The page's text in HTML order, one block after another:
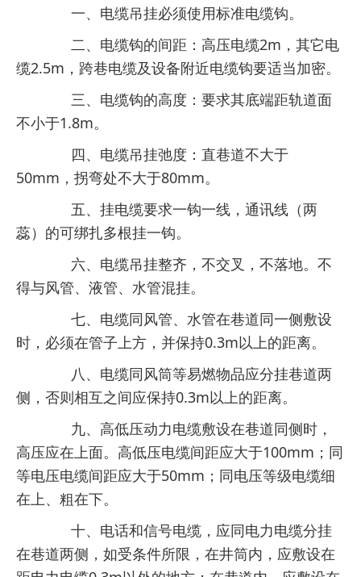
一、电缆吊挂必须使用标准电缆钩。
二、电缆钩的间距：高压电缆2m，其它电
缆2.5m，跨巷电缆及设备附近电缆钩要适当加密。
三、电缆钩的高度：要求其底端距轨道面
不小于1.8m。
四、电缆吊挂弛度：直巷道不大于
50mm，拐弯处不大于80mm。
五、挂电缆要求一钩一线，通讯线（两
蕊）的可绑扎多根挂一钩。
六、电缆吊挂整齐，不交叉，不落地。不
得与风管、液管、水管混挂。
七、电缆同风管、水管在巷道同一侧敷设
时，必须在管子上方，并保持0.3m以上的距离。
八、电缆同风筒等易燃物品应分挂巷道两
侧，否则相互之间应保持0.3m以上的距离。
九、高低压动力电缆敷设在巷道同侧时，
高压应在上面。高低压电缆间距应大于100mm；同
等电压电缆间距应大于50mm；同电压等级电缆细
在上、粗在下。
十、电话和信号电缆，应同电力电缆分挂
在巷道两侧，如受条件所限，在井筒内，应敷设在